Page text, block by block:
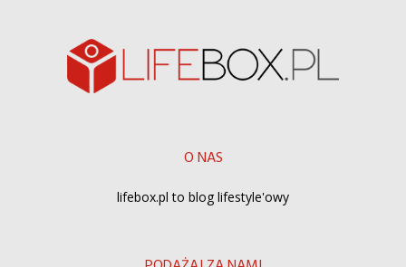
O NAS
lifebox.pl to blog lifestyle'owy